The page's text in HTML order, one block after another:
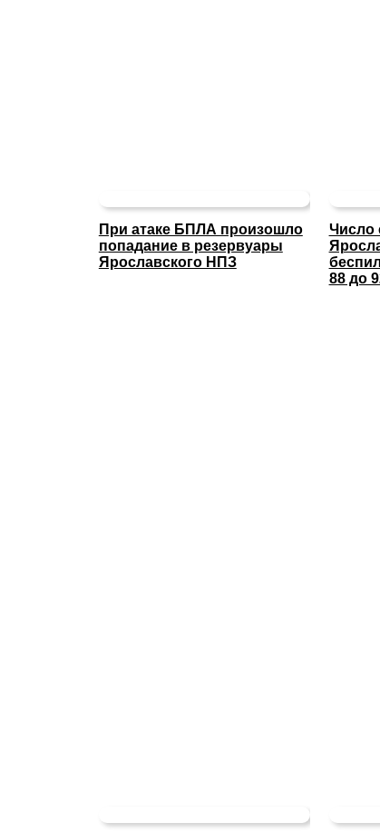
При атаке БПЛА произошло
попадание в резервуары
Ярославского НПЗ
Число
88 до